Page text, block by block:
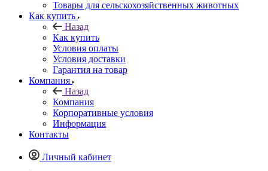
Товары для сельскохозяйственных животных
Как купить
Назад
Как купить
Условия оплаты
Условия доставки
Гарантия на товар
Компания
Назад
Компания
Корпоративные условия
Информация
Контакты
Личный кабинет